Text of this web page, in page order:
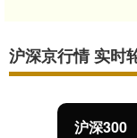
沪深京行情 实时
沪深300